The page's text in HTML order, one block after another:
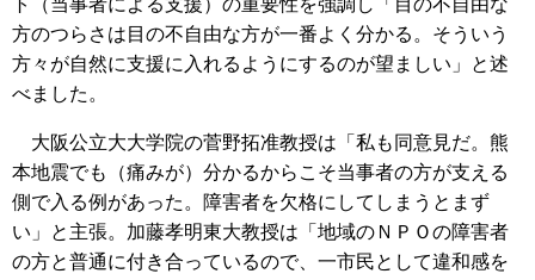
ト（当事者による支援）の重要性を強調し「目の不自由な
方のつらさは目の不自由な方が一番よく分かる。そういう
方々が自然に支援に入れるようにするのが望ましい」と述
べました。
大阪公立大大学院の菅野拓准教授は「私も同意見だ。熊
本地震でも（痛みが）分かるからこそ当事者の方が支える
側で入る例があった。障害者を欠格にしてしまうとまず
い」と主張。加藤孝明東大教授は「地域のＮＰＯの障害者
の方と普通に付き合っているので、一市民として違和感を